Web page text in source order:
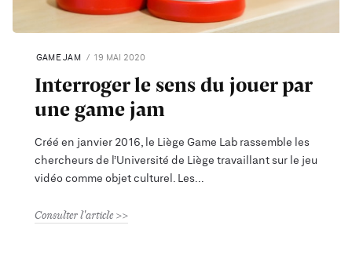
GAME JAM 19 MAI 2020
Interroger le sens du jouer par
une game jam
Créé en janvier 2016, le Liège Game Lab rassemble les
chercheurs de l’Université de Liège travaillant sur le jeu
vidéo comme objet culturel. Les
Consulter l'article